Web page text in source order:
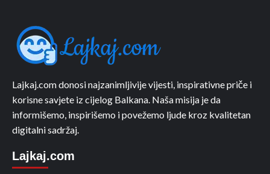
Lajkaj.com donosi najzanimljivije vijesti, inspirativne priče i
korisne savjete iz cijelog Balkana. Naša misija je da
informišemo, inspirišemo i povežemo ljude kroz kvalitetan
digitalni sadržaj.
Lajkaj.com